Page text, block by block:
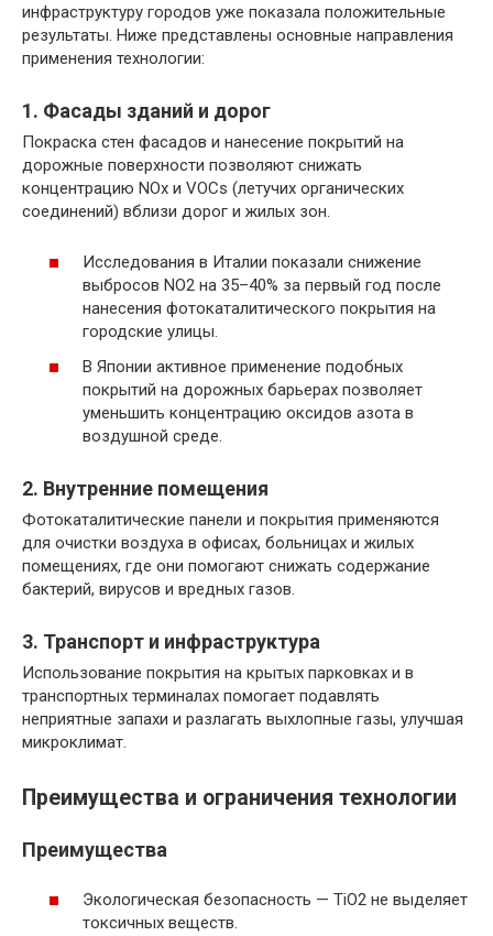
инфраструктуру городов уже показала положительные
результаты. Ниже представлены основные направления
применения технологии:
1. Фасады зданий и дорог
Покраска стен фасадов и нанесение покрытий на
дорожные поверхности позволяют снижать
концентрацию NOx и VOCs (летучих органических
соединений) вблизи дорог и жилых зон.
Исследования в Италии показали снижение
выбросов NO2 на 35–40% за первый год после
нанесения фотокаталитического покрытия на
городские улицы.
В Японии активное применение подобных
покрытий на дорожных барьерах позволяет
уменьшить концентрацию оксидов азота в
воздушной среде.
2. Внутренние помещения
Фотокаталитические панели и покрытия применяются
для очистки воздуха в офисах, больницах и жилых
помещениях, где они помогают снижать содержание
бактерий, вирусов и вредных газов.
3. Транспорт и инфраструктура
Использование покрытия на крытых парковках и в
транспортных терминалах помогает подавлять
неприятные запахи и разлагать выхлопные газы, улучшая
микроклимат.
Преимущества и ограничения технологии
Преимущества
Экологическая безопасность — TiO2 не выделяет
токсичных веществ.